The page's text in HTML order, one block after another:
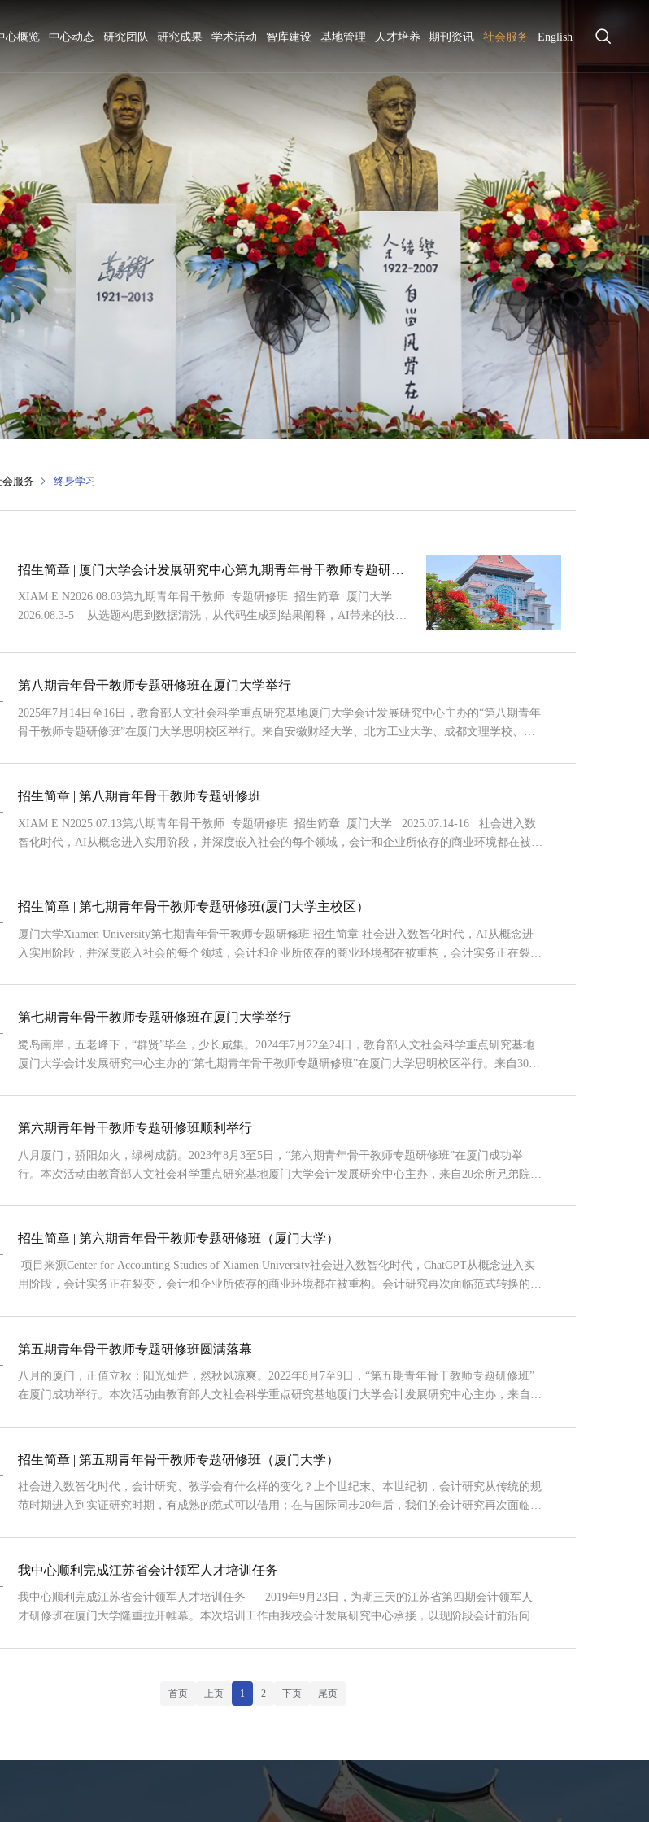
心概览 中心动态 研究团队 研究成果 学术活动 智库建设 基地管理 人才培养 期刊资讯 社会服务 English
会服务 终身学习
招生简章 | 厦门大学会计发展研究中心第九期青年骨干教师专题研修
班
XIAM E N2026.08.03第九期青年骨干教师 专题研修班 招生简章 厦门大学
2026.08.3-5 从选题构思到数据清洗，从代码生成到结果阐释，AI带来的技术
方法”，而是能否提出真正有价值的问题，能否避免“有数据无问题、有模型无
动，从作业批改到反馈优化，数字工具正深刻重塑教师工作的每一环节，...
第八期青年骨干教师专题研修班在厦门大学举行
2025年7月14日至16日，教育部人文社会科学重点研究基地厦门大学会计发展研究中心主办的“第八期青年
骨干教师专题研修班”在厦门大学思明校区举行。来自安徽财经大学、北方工业大学、成都文理学校、池
学、海南师范大学、河南财经政法大学、河南工程学院、江苏工程职业技术学院、岭南师范学院、南京审
计大学、莆田学院、汕头大学、上海对外经贸大学、...
招生简章 | 第八期青年骨干教师专题研修班
XIAM E N2025.07.13第八期青年骨干教师 专题研修班 招生简章 厦门大学 2025.07.14-16 社会进入数
智化时代，AI从概念进入实用阶段，并深度嵌入社会的每个领域，会计和企业所依存的商业环境都在被重
境、新方法，是用大语言模型复制原有的研究问题，还是遵从新范式，提出新的研究问题，逐步指向新的
范式转换与挑战，进而为建构中国特色的自主知识体系，...
招生简章 | 第七期青年骨干教师专题研修班(厦门大学主校区）
厦门大学Xiamen University第七期青年骨干教师专题研修班 招生简章 社会进入数智化时代，AI从概念进
入实用阶段，并深度嵌入社会的每个领域，会计和企业所依存的商业环境都在被重构，会计实务正在裂
式；会计教学的内容、方法、手段上也同样需要改变，以更好地面对数智化时代的要求，也更好地面对“α
世代”的大学生。摆在青年教师面前的“...
第七期青年骨干教师专题研修班在厦门大学举行
鹭岛南岸，五老峰下，“群贤”毕至，少长咸集。2024年7月22至24日，教育部人文社会科学重点研究基地
厦门大学会计发展研究中心主办的“第七期青年骨干教师专题研修班”在厦门大学思明校区举行。来自30余
教授主持开班仪式。刘峰教授简要介绍了厦门大学会计发展研究中心举办青年骨干教师专题研修班的初
衷、目标和愿景，并对各位老师的到来表示热烈的欢迎。...
第六期青年骨干教师专题研修班顺利举行
八月厦门，骄阳如火，绿树成荫。2023年8月3至5日，“第六期青年骨干教师专题研修班”在厦门成功举
行。本次活动由教育部人文社会科学重点研究基地厦门大学会计发展研究中心主办，来自20余所兄弟院校
班仪式，他简要介绍厦门大学会计发展研究中心举办青年骨干教师专题研修班的初衷、目标和愿景，并对
各位老师的到来表示热烈的欢迎。本次研修班紧密切合兄弟院校青年教师研究发展的需求，...
招生简章 | 第六期青年骨干教师专题研修班（厦门大学）
项目来源Center for Accounting Studies of Xiamen University社会进入数智化时代，ChatGPT从概念进入实
用阶段，会计实务正在裂变，会计和企业所依存的商业环境都在被重构。会计研究再次面临范式转换的挑
也同样需要改变，以更好地面对数智化时代的要求，也更好地面对“α世代”的大学生。这些问题，我们在
思考、在尝试、在行动。这个夏天，...
第五期青年骨干教师专题研修班圆满落幕
八月的厦门，正值立秋；阳光灿烂，然秋风凉爽。2022年8月7至9日，“第五期青年骨干教师专题研修班”
在厦门成功举行。本次活动由教育部人文社会科学重点研究基地厦门大学会计发展研究中心主办，来自境
编刘峰教授主持开班仪式，他简要介绍厦门大学会计发展研究中心举办青年骨干教师专题研修班的初衷、
目标和愿景，并对各位老师的到来表示热烈的欢迎。...
招生简章 | 第五期青年骨干教师专题研修班（厦门大学）
社会进入数智化时代，会计研究、教学会有什么样的变化？上个世纪末、本世纪初，会计研究从传统的规
范时期进入到实证研究时期，有成熟的范式可以借用；在与国际同步20年后，我们的会计研究再次面临范
生，我们应该如何适应？这些问题，我们也没有答案。但是，我们已经在思考、尝试的路上。这个夏天，
来厦门大学，我们一起来讨论，来“头脑风暴”...
我中心顺利完成江苏省会计领军人才培训任务
我中心顺利完成江苏省会计领军人才培训任务 2019年9月23日，为期三天的江苏省第四期会计领军人
才研修班在厦门大学隆重拉开帷幕。本次培训工作由我校会计发展研究中心承接，以现阶段会计前沿问题
教授进行致辞。刘教授对本次前来参加培训的江苏省会计领军人才表达了诚挚的欢迎，并对厦门大学会计
首页 上页 1 2 下页 尾页